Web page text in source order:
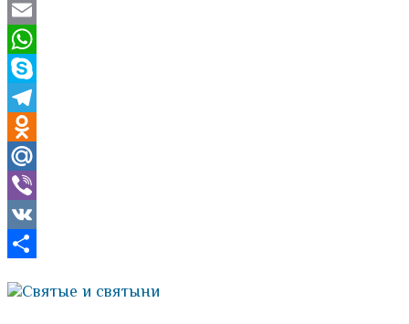
Twitter
Email
WhatsApp
Skype
Telegram
Odnoklassniki
Mail.Ru
Viber
VK
Святые и святыни